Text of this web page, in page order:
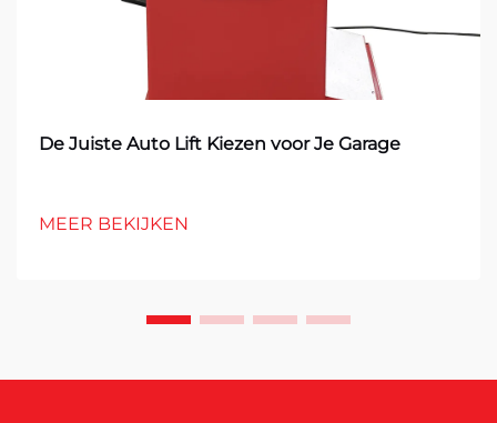
De Juiste Auto Lift Kiezen voor Je Garage
MEER BEKIJKEN